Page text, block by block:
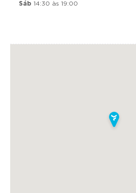
Sáb 14:30 às 19:00